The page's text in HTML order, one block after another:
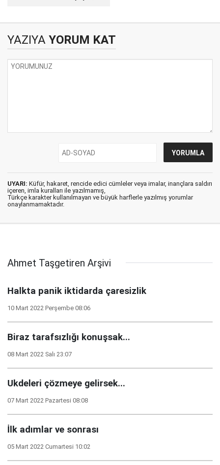
YAZIYA YORUM KAT
UYARI: Küfür, hakaret, rencide edici cümleler veya imalar, inançlara saldırı
içeren, imla kuralları ile yazılmamış,
Türkçe karakter kullanılmayan ve büyük harflerle yazılmış yorumlar
onaylanmamaktadır.
Ahmet Taşgetiren Arşivi
Halkta panik iktidarda çaresizlik
10 Mart 2022 Perşembe 08:06
Biraz tarafsızlığı konuşsak...
08 Mart 2022 Salı 23:07
Ukdeleri çözmeye gelirsek...
07 Mart 2022 Pazartesi 08:08
İlk adımlar ve sonrası
05 Mart 2022 Cumartesi 10:02